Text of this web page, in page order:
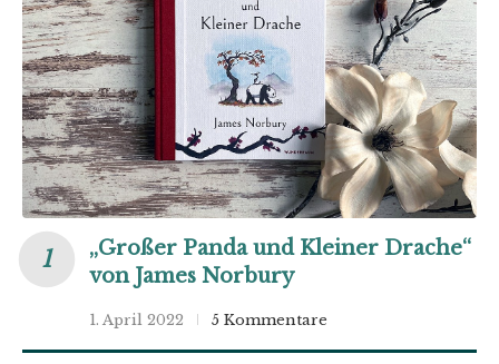
„Großer Panda und Kleiner Drache“
von James Norbury
1. April 2022 5 Kommentare